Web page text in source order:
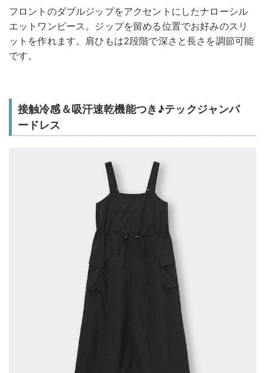
フロントのダブルジップをアクセントにしたナローシル
エットワンピース。ジップを留める位置でお好みのスリ
ットを作れます。肩ひもは2段階で深さと長さを調節可能
です。
接触冷感＆吸汗速乾機能つき♪テックジャンパ
ードレス